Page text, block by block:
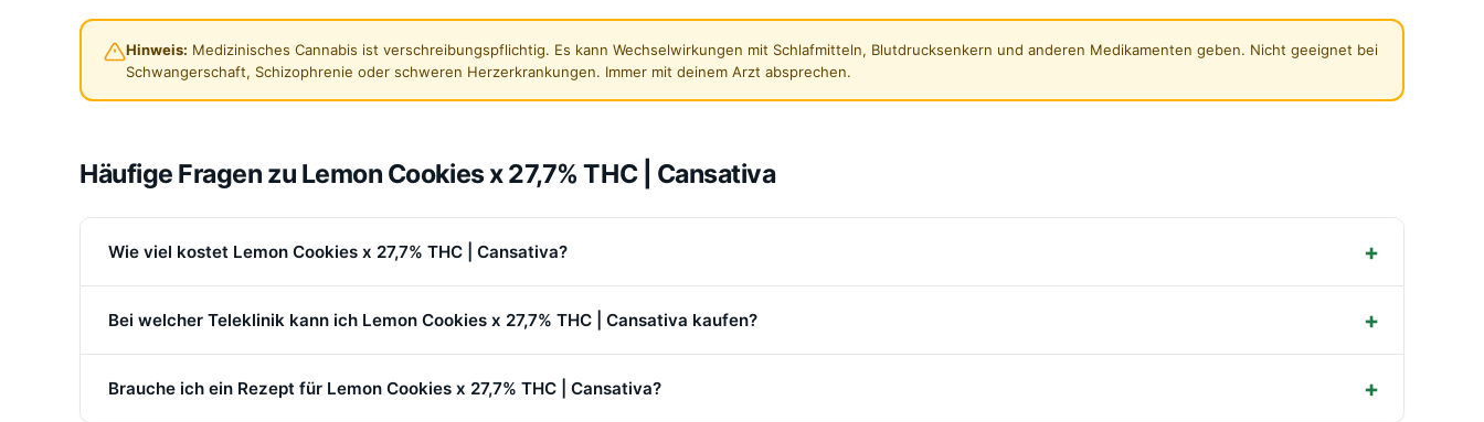
Hinweis: Medizinisches Cannabis ist verschreibungspflichtig. Es kann Wechselwirkungen mit Schlafmitteln, Blutdrucksenkern und anderen Medikamenten geben. Nicht geeignet bei
Schwangerschaft, Schizophrenie oder schweren Herzerkrankungen. Immer mit deinem Arzt absprechen.
Häufige Fragen zu Lemon Cookies x 27,7% THC | Cansativa
Wie viel kostet Lemon Cookies x 27,7% THC | Cansativa?
Bei welcher Teleklinik kann ich Lemon Cookies x 27,7% THC | Cansativa kaufen?
Brauche ich ein Rezept für Lemon Cookies x 27,7% THC | Cansativa?